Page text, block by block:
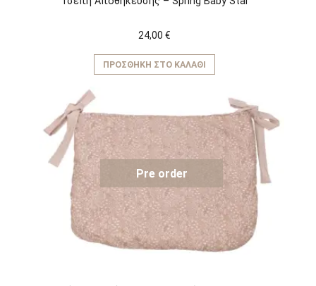
24,00 €
ΠΡΟΣΘΉΚΗ ΣΤΟ ΚΑΛΆΘΙ
Pre order